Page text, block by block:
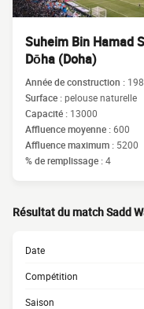
Suheim Bin Hamad
Dōha (Doha)
Année de construction :
Surface :pelouse naturelle
Capacité : 13000
Affluence moyenne :600
Affluence maximum : 5200
% de remplissage :4
Résultat du match Sadd
Date
Compétition
Saison